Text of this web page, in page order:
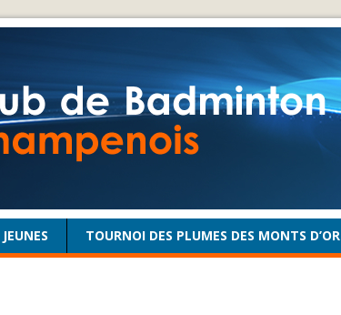
JEUNES TOURNOI DES PLUMES DES MONTS D’OR